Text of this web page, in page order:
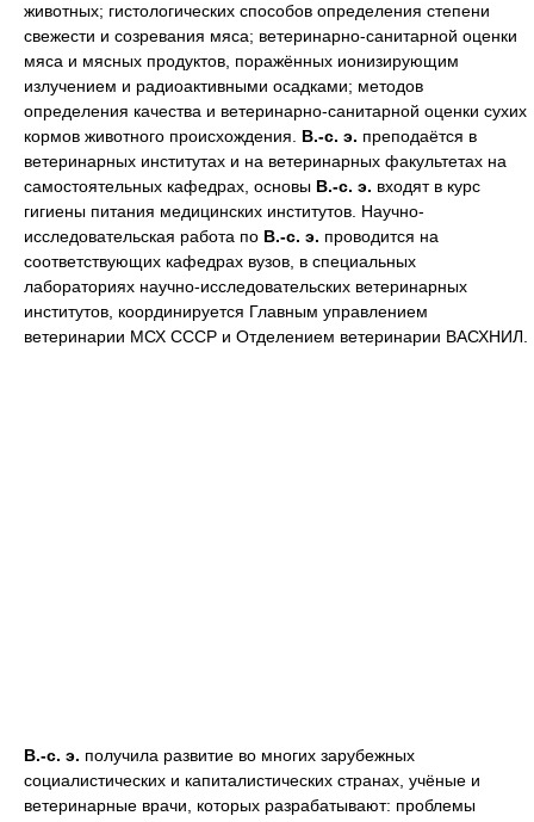
животных; гистологических способов определения степени
свежести и созревания мяса; ветеринарно-санитарной оценки
мяса и мясных продуктов, поражённых ионизирующим
излучением и радиоактивными осадками; методов
определения качества и ветеринарно-санитарной оценки сухих
кормов животного происхождения. В.-с. э. преподаётся в
ветеринарных институтах и на ветеринарных факультетах на
самостоятельных кафедрах, основы В.-с. э. входят в курс
гигиены питания медицинских институтов. Научно-
исследовательская работа по В.-с. э. проводится на
соответствующих кафедрах вузов, в специальных
лабораториях научно-исследовательских ветеринарных
институтов, координируется Главным управлением
ветеринарии МСХ СССР и Отделением ветеринарии ВАСХНИЛ.
В.-с. э. получила развитие во многих зарубежных
социалистических и капиталистических странах, учёные и
ветеринарные врачи, которых разрабатывают: проблемы